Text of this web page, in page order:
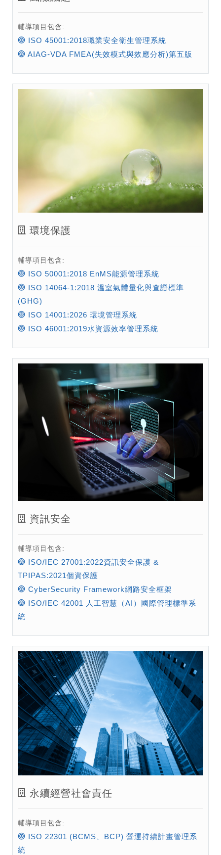
輔導項目包含:
ISO 45001:2018職業安全衛生管理系統
AIAG-VDA FMEA(失效模式與效應分析)第五版
環境保護
輔導項目包含:
ISO 50001:2018 EnMS能源管理系統
ISO 14064-1:2018 溫室氣體量化與查證標準
(GHG)
ISO 14001:2026 環境管理系統
ISO 46001:2019水資源效率管理系統
資訊安全
輔導項目包含:
ISO/IEC 27001:2022資訊安全保護 &
TPIPAS:2021個資保護​
CyberSecurity Framework網路安全框架
​ISO/IEC 42001 人工智慧（AI）國際管理標準系
統
永續經營社會責任
輔導項目包含:
ISO 22301 (BCMS、BCP) 營運持續計畫管理系
統